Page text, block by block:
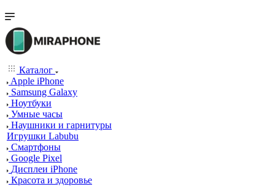
Каталог
Apple iPhone
Samsung Galaxy
Ноутбуки
Умные часы
Наушники и гарнитуры
Игрушки Labubu
Смартфоны
Google Pixel
Дисплеи iPhone
Красота и здоровье